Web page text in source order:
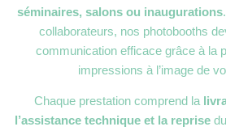
séminaires, salons ou inaugurations
collaborateurs, nos photobooths
communication efficace grâce à la
impressions à l’image de
Chaque prestation comprend la
l’assistance technique et la reprise